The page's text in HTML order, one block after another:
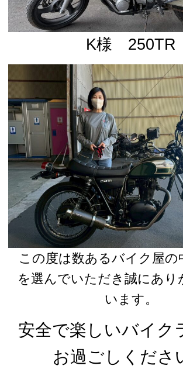
K様 250TR
この度は数あるバイク屋の
を選んでいただき誠にあり
います。
安全で楽しいバイク
お過ごしくださ